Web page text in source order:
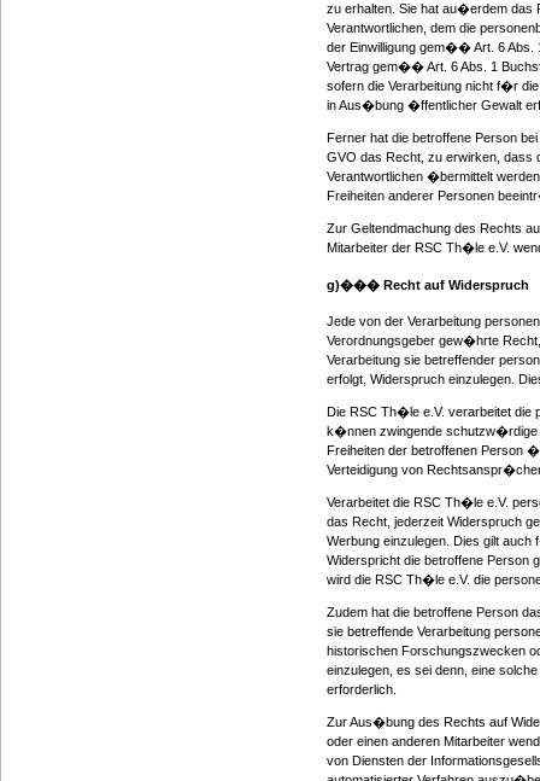
zu erhalten. Sie hat au�erdem das
Verantwortlichen, dem die
der Einwilligung gem�� Art. 6 Abs.
Vertrag gem�� Art. 6 Abs. 1
sofern die Verarbeitung nicht f�r
in Aus�bung �ffentlicher Gewalt
Ferner hat die betroffene Person
GVO das Recht, zu erwirken, dass
Verantwortlichen �bermittelt
Freiheiten anderer Personen
Zur Geltendmachung des Rechts
Mitarbeiter der RSC Th�le e.V.
g)��� Recht auf Widerspruch
Jede von der Verarbeitung
Verordnungsgeber gew�hrte
Verarbeitung sie betreffender
erfolgt, Widerspruch einzulegen.
Die RSC Th�le e.V. verarbeitet die
k�nnen zwingende schutzw�rdige
Freiheiten der betroffenen Person
Verteidigung von
Verarbeitet die RSC Th�le e.V.
das Recht, jederzeit Widerspruch
Werbung einzulegen. Dies gilt
Widerspricht die betroffene
wird die RSC Th�le e.V. die
Zudem hat die betroffene Person
sie betreffende Verarbeitung
historischen Forschungszwecken
einzulegen, es sei denn, eine
erforderlich.
Zur Aus�bung des Rechts auf
oder einen anderen Mitarbeiter
von Diensten der